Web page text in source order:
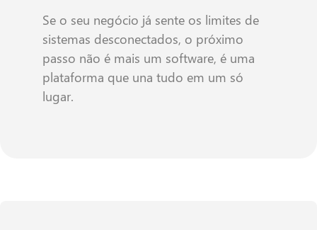
Se o seu negócio já sente os limites de
sistemas desconectados, o próximo
passo não é mais um software, é uma
plataforma que una tudo em um só
lugar.